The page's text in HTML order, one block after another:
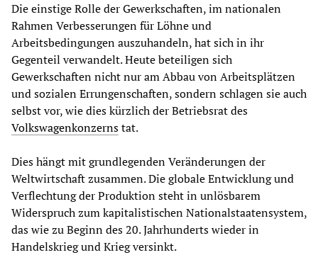
Die einstige Rolle der Gewerkschaften, im nationalen
Rahmen Verbesserungen für Löhne und
Arbeitsbedingungen auszuhandeln, hat sich in ihr
Gegenteil verwandelt. Heute beteiligen sich
Gewerkschaften nicht nur am Abbau von Arbeitsplätzen
und sozialen Errungenschaften, sondern schlagen sie auch
selbst vor, wie dies kürzlich der Betriebsrat des
Volkswagenkonzernstat.
Dies hängt mit grundlegenden Veränderungen der
Weltwirtschaft zusammen. Die globale Entwicklung und
Verflechtung der Produktion steht in unlösbarem
Widerspruch zum kapitalistischen Nationalstaatensystem,
das wie zu Beginn des 20. Jahrhunderts wieder in
Handelskrieg und Krieg versinkt.